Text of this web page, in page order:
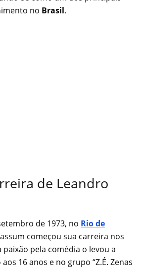
no Brasil.
de Leandro
de 1973, no Rio de
começou sua carreira nos
paixão pela comédia o levou a
16 anos e no grupo “Z.É. Zenas